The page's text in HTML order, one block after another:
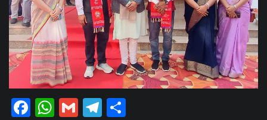
Facebook
WhatsApp
GmailTelegram